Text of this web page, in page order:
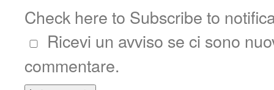
Check here to Subscribe to
Ricevi un avviso se ci sono
commentare.